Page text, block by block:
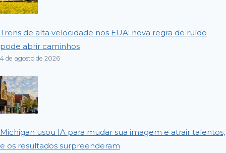
Trens de alta velocidade nos EUA: nova regra de ruído
pode abrir caminhos
4 de agosto de 2026
Michigan usou IA para mudar sua imagem e atrair talentos,
e os resultados surpreenderam